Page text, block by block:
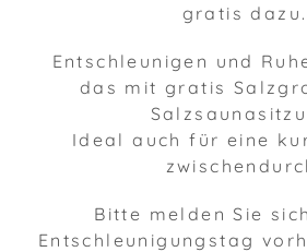
gratis dazu.
Entschleunigen und
das mit gratis
Ideal auch für eine
Bitte melden Sie
Entschleunigungstag